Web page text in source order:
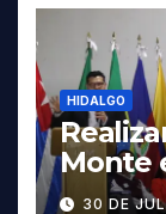
HIDALGO
Monte
contra
30 DE